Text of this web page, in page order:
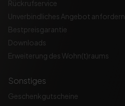
Rückrufservice
Unverbindliches Angebot anfordern
Bestpreisgarantie
Downloads
Erweiterung des Wohn(t)raums
Sonstiges
Geschenkgutscheine